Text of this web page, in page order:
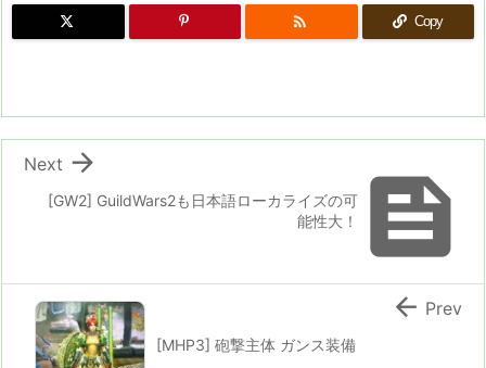
 Copy

[GW2] GuildWars2も日本語ローカライズの可
能性大！

Next
[MHP3] 砲撃主体 ガンス装備
 Prev